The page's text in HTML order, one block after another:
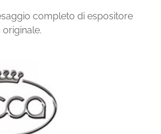
completo di espositore